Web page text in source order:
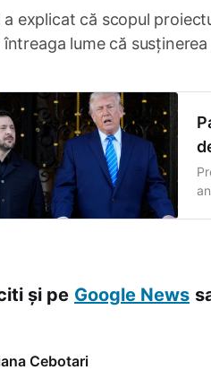
a explicat că scopul
lume că
și pe Google News
Cebotari